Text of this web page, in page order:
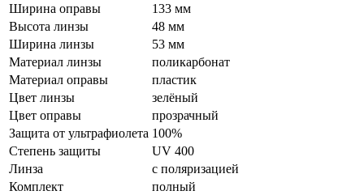
Ширина оправы
133 мм
Высота линзы
48 мм
Ширина линзы
53 мм
Материал линзы
поликарбонат
Материал оправы
пластик
Цвет линзы
зелёный
Цвет оправы
прозрачный
Защита от ультрафиолета 100%
Степень защиты
UV 400
Линза
с поляризацией
Комплект
полный